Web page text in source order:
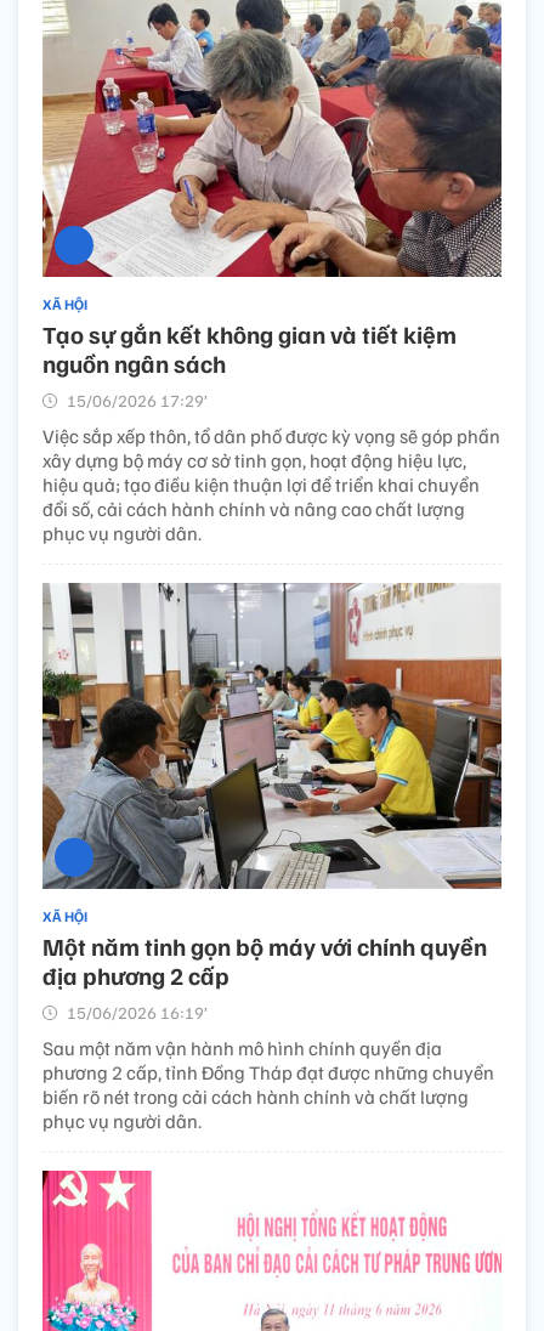
XÃ HỘI
Tạo sự gắn kết không gian và tiết kiệm
nguồn ngân sách
15/06/2026 17:29’
Việc sắp xếp thôn, tổ dân phố được kỳ vọng sẽ góp phần
xây dựng bộ máy cơ sở tinh gọn, hoạt động hiệu lực,
hiệu quả; tạo điều kiện thuận lợi để triển khai chuyển
đổi số, cải cách hành chính và nâng cao chất lượng
phục vụ người dân.
XÃ HỘI
Một năm tinh gọn bộ máy với chính quyền
địa phương 2 cấp
15/06/2026 16:19’
Sau một năm vận hành mô hình chính quyền địa
phương 2 cấp, tỉnh Đồng Tháp đạt được những chuyển
biến rõ nét trong cải cách hành chính và chất lượng
phục vụ người dân.